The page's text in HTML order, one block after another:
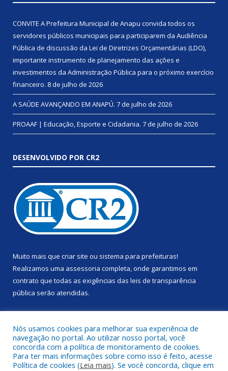
CONVITE A Prefeitura Municipal de Anapu convida todos os
servidores públicos municipais para participarem da Audiência
Pública de discussão da Lei de Diretrizes Orçamentárias (LDO),
importante instrumento de planejamento das ações e
investimentos da Administração Pública para o próximo exercício
financeiro. 8 de julho de 2026
A SAÚDE AVANÇANDO EM ANAPÚ. 7 de julho de 2026
PROAAF | Educação, Esporte e Cidadania. 7 de julho de 2026
DESENVOLVIDO POR CR2
Muito mais que criar site ou sistema para prefeituras!
Realizamos uma assessoria completa, onde garantimos em
contrato que todas as exigências das leis de transparência
pública serão atendidas.
Todos os direitos reservados a Prefeitura Municipal de Anapu.
Nós usamos cookies para melhorar sua experiência de
navegação no portal. Ao utilizar nosso portal, você
concorda com a política de monitoramento de cookies.
Para ter mais informações sobre como isso é feito, acesse
Política de cookies (Leia mais). Se você concorda, clique em